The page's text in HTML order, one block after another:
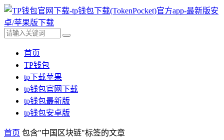
首页
TP钱包
tp下载苹果
tp钱包官网下载
tp钱包最新版
tp钱包安卓版
首页 包含"中国区块链"标签的文章